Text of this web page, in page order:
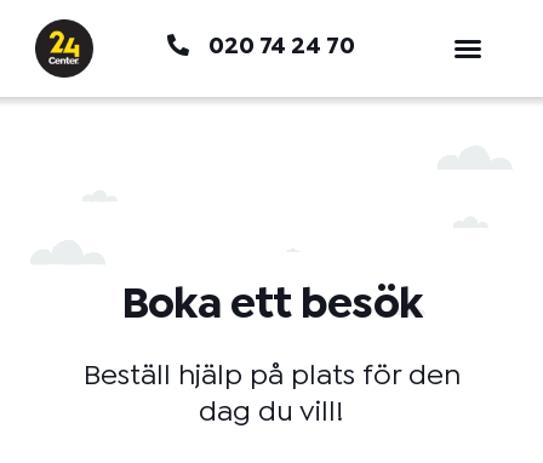
innehåll
020 74 24 70
Boka ett besök
Beställ hjälp på plats för den
dag du vill!